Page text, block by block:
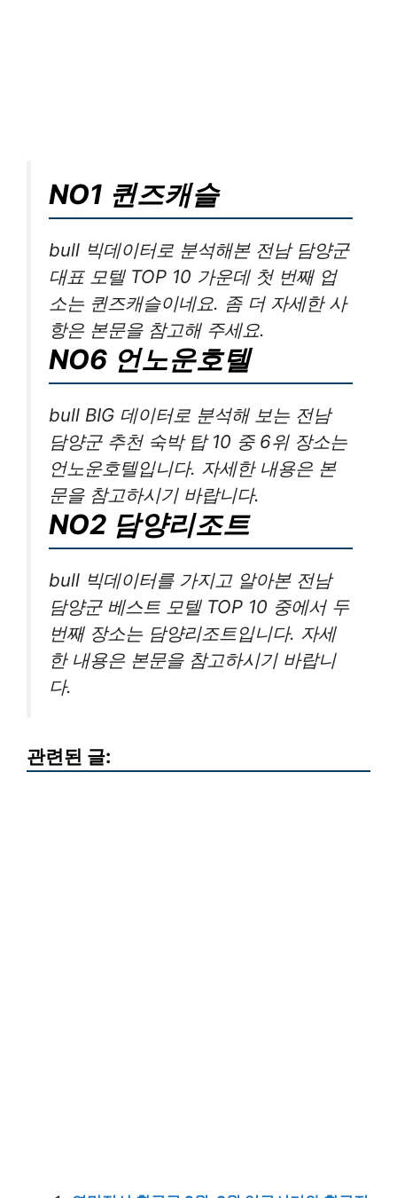
NO1 퀸즈캐슬
bull 빅데이터로 분석해본 전남 담양군
대표 모텔 TOP 10 가운데 첫 번째 업
소는 퀸즈캐슬이네요. 좀 더 자세한 사
항은 본문을 참고해 주세요.
NO6 언노운호텔
bull BIG 데이터로 분석해 보는 전남
담양군 추천 숙박 탑 10 중 6위 장소는
언노운호텔입니다. 자세한 내용은 본
문을 참고하시기 바랍니다.
NO2 담양리조트
bull 빅데이터를 가지고 알아본 전남
담양군 베스트 모텔 TOP 10 중에서 두
번째 장소는 담양리조트입니다. 자세
한 내용은 본문을 참고하시기 바랍니
다.
관련된 글: